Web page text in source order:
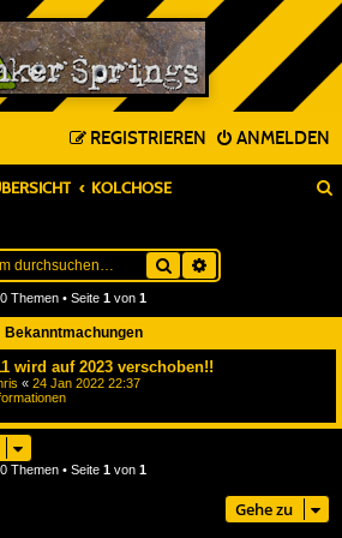
ANMELDEN
REGISTRIEREN
KOLCHOSE
Suche
0 Themen • Seite 1 von 1
Bekanntmachungen
wird auf 2023 verschoben!!
« 24 Jan 2022 22:37
0 Themen • Seite 1 von 1
Gehe zu